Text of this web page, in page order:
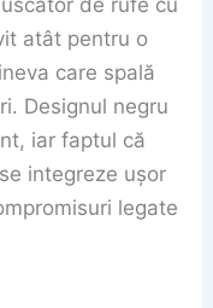
de rufe cu
atât pentru o
care spală
Designul negru
iar faptul că
integreze ușor
legate